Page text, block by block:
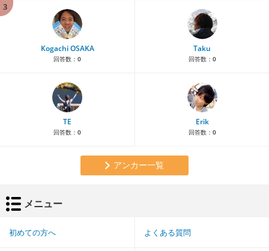
3
Kogachi OSAKA
回答数： 0
Taku
回答数： 0
TE
回答数： 0
Erik
回答数： 0
アンカー一覧
メニュー
初めての方へ よくある質問